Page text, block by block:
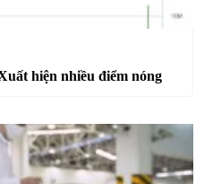
hiện nhiều điểm nóng